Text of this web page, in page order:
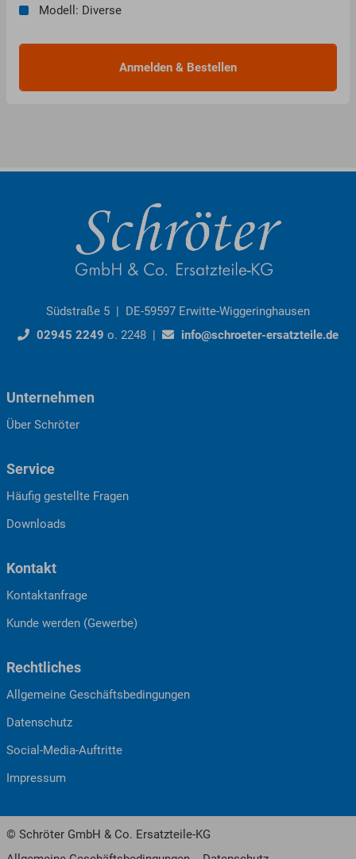
Modell: Diverse
Südstraße 5 | DE-59597 Erwitte-Wiggeringhausen
02945 2249 o. 2248 | info@schroeter-ersatzteile.de
Unternehmen
Über Schröter
Service
Häufig gestellte Fragen
Downloads
Kontakt
Kontaktanfrage
Kunde werden (Gewerbe)
Rechtliches
Allgemeine Geschäftsbedingungen
Datenschutz
Social-Media-Auftritte
Impressum
© Schröter GmbH & Co. Ersatzteile-KG